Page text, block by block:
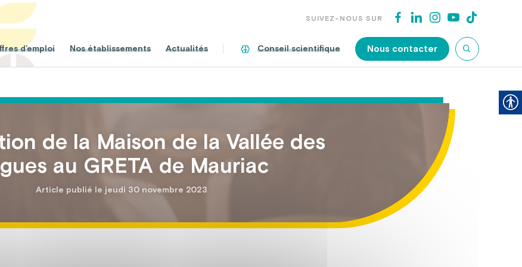
SUIVEZ-NOUS SUR
d’emploi Nos établissements Actualités Conseil scientifique Nous contacter
de la Maison de la Vallée des
au GRETA de Mauriac
Article publié le jeudi 30 novembre 2023